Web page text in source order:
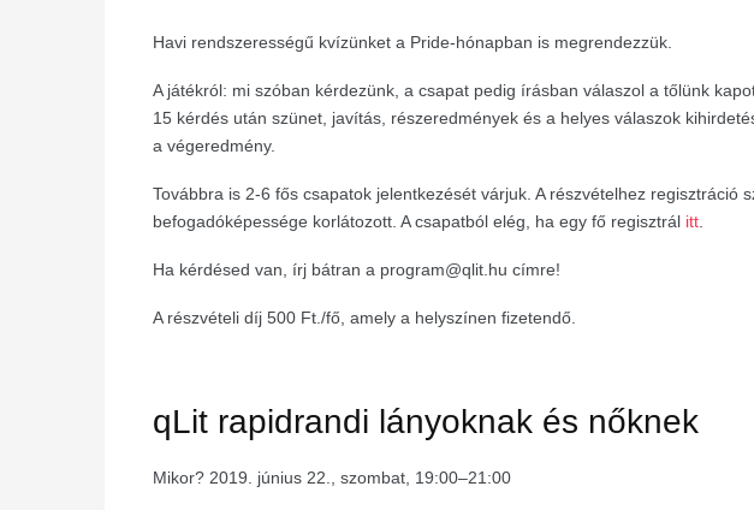
Havi rendszerességű kvízünket a Pride-hónapban is megrendezzük.
A játékról: mi szóban kérdezünk, a csapat pedig írásban válaszol a tőlünk
15 kérdés után szünet, javítás, részeredmények és a helyes válaszok
a végeredmény.
Továbbra is 2-6 fős csapatok jelentkezését várjuk. A részvételhez regisztráció
befogadóképessége korlátozott. A csapatból elég, ha egy fő regisztrál itt.
Ha kérdésed van, írj bátran a program@qlit.hu címre!
A részvételi díj 500 Ft./fő, amely a helyszínen fizetendő.
qLit rapidrandi lányoknak és nőknek
Mikor? 2019. június 22., szombat, 19:00–21:00